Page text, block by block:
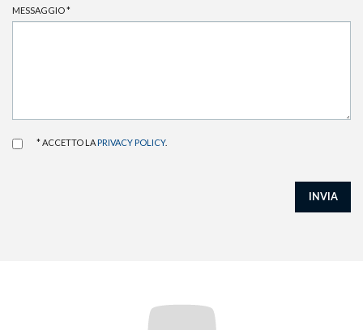
MESSAGGIO*
* ACCETTO LA PRIVACY POLICY.
INVIA